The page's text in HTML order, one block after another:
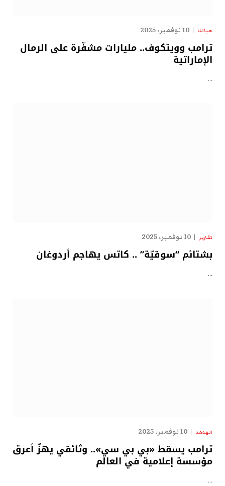
حياتنا 10 نوفمبر، 2025
ترامب وويتكوف.. مليارات مشفّرة على الرمال
الإماراتية
…
تقارير 10 نوفمبر، 2025
بشتائم “سوقيّة” .. كاتس يهاجم أردوغان
…
الهدهد 10 نوفمبر، 2025
ترامب يسقط «بي بي سي».. وثائقي يهزّ أعرق
مؤسسة إعلامية في العالم
…